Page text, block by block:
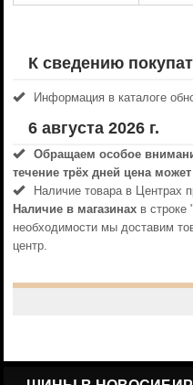
К сведению
Информация в каталоге
6 августа 2026 г.
Обращаем особое
течениe трёх дней цена
Наличие товара в Центрах
Наличие в магазинахв строке
необходимости мы доставим
центр.